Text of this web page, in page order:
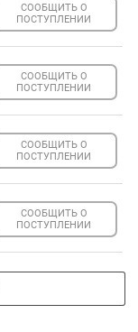
СООБЩИТЬ О
ПОСТУПЛЕНИИ
СООБЩИТЬ О
ПОСТУПЛЕНИИ
СООБЩИТЬ О
ПОСТУПЛЕНИИ
СООБЩИТЬ О
ПОСТУПЛЕНИИ